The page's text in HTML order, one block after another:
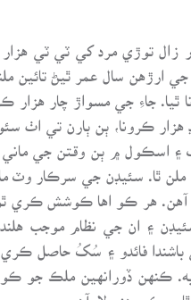
توڙي مرد کي ٽي ٽي هزار
ارڙهن سال عمر ٿيڻ تائين
جاءِ جي مسواڙ چار هزار
ڪرونا، ٻن ٻارن تي اٺ
۽ اسڪول ۾ ٻن وقتن جي
ملن ٿا. سئيڊن جي سرڪار
هر ڪو اها ڪوشش ڪري ٿو
۽ ان جي نظام موجب
باشندا فائدو ۽ سُکُ حاصل
به. ڪنهن ڏورانهين ملڪ
جيڪي هنن لاءِ آهن.